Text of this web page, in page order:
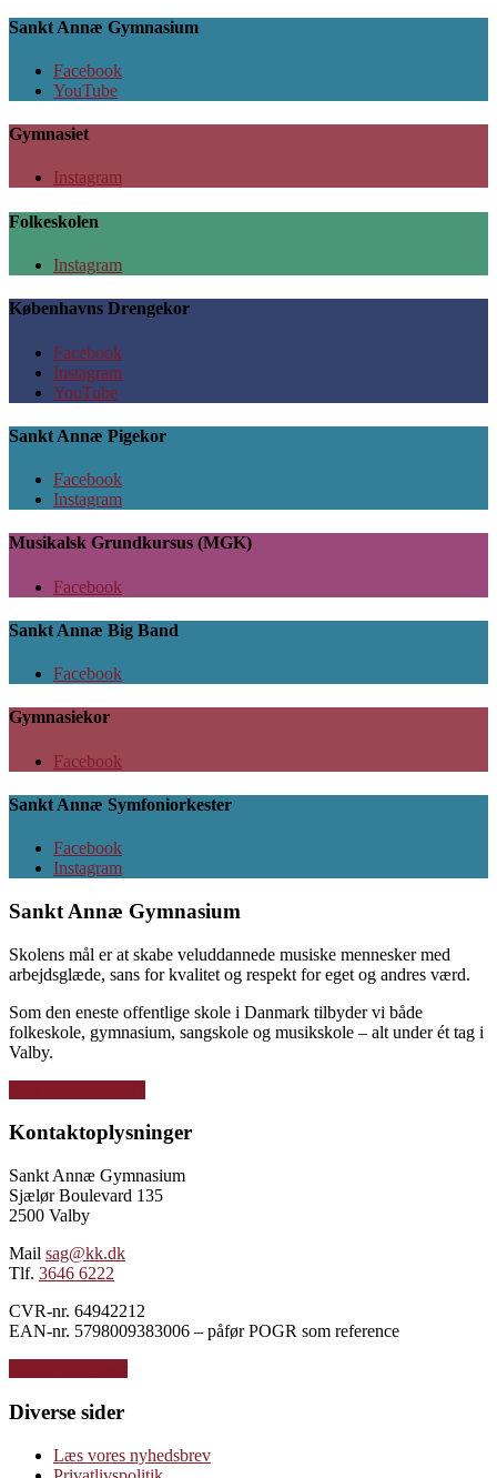
Sankt Annæ Gymnasium
Facebook
YouTube
Gymnasiet
Instagram
Folkeskolen
Instagram
Københavns Drengekor
Facebook
Instagram
YouTube
Sankt Annæ Pigekor
Facebook
Instagram
Musikalsk Grundkursus (MGK)
Facebook
Sankt Annæ Big Band
Facebook
Gymnasiekor
Facebook
Sankt Annæ Symfoniorkester
Facebook
Instagram
Sankt Annæ Gymnasium
Skolens mål er at skabe veluddannede musiske mennesker med
arbejdsglæde, sans for kvalitet og respekt for eget og andres værd.
Som den eneste offentlige skole i Danmark tilbyder vi både
folkeskole, gymnasium, sangskole og musikskole – alt under ét tag i
Valby.
Kontaktoplysninger
Sankt Annæ Gymnasium
Sjælør Boulevard 135
2500 Valby
Mail sag@kk.dk
Tlf. 3646 6222
CVR-nr. 64942212
EAN-nr. 5798009383006 – påfør POGR som reference
Diverse sider
Læs vores nyhedsbrev